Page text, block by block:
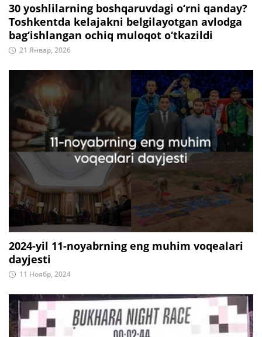
30 yoshlilarning boshqaruvdagi o‘rni qanday?
Toshkentda kelajakni belgilayotgan avlodga
bag‘ishlangan ochiq muloqot o‘tkazildi
21 Январ, 2026
2024-yil 11-noyabrning eng muhim voqealari
dayjesti
11 Ноябр, 2024